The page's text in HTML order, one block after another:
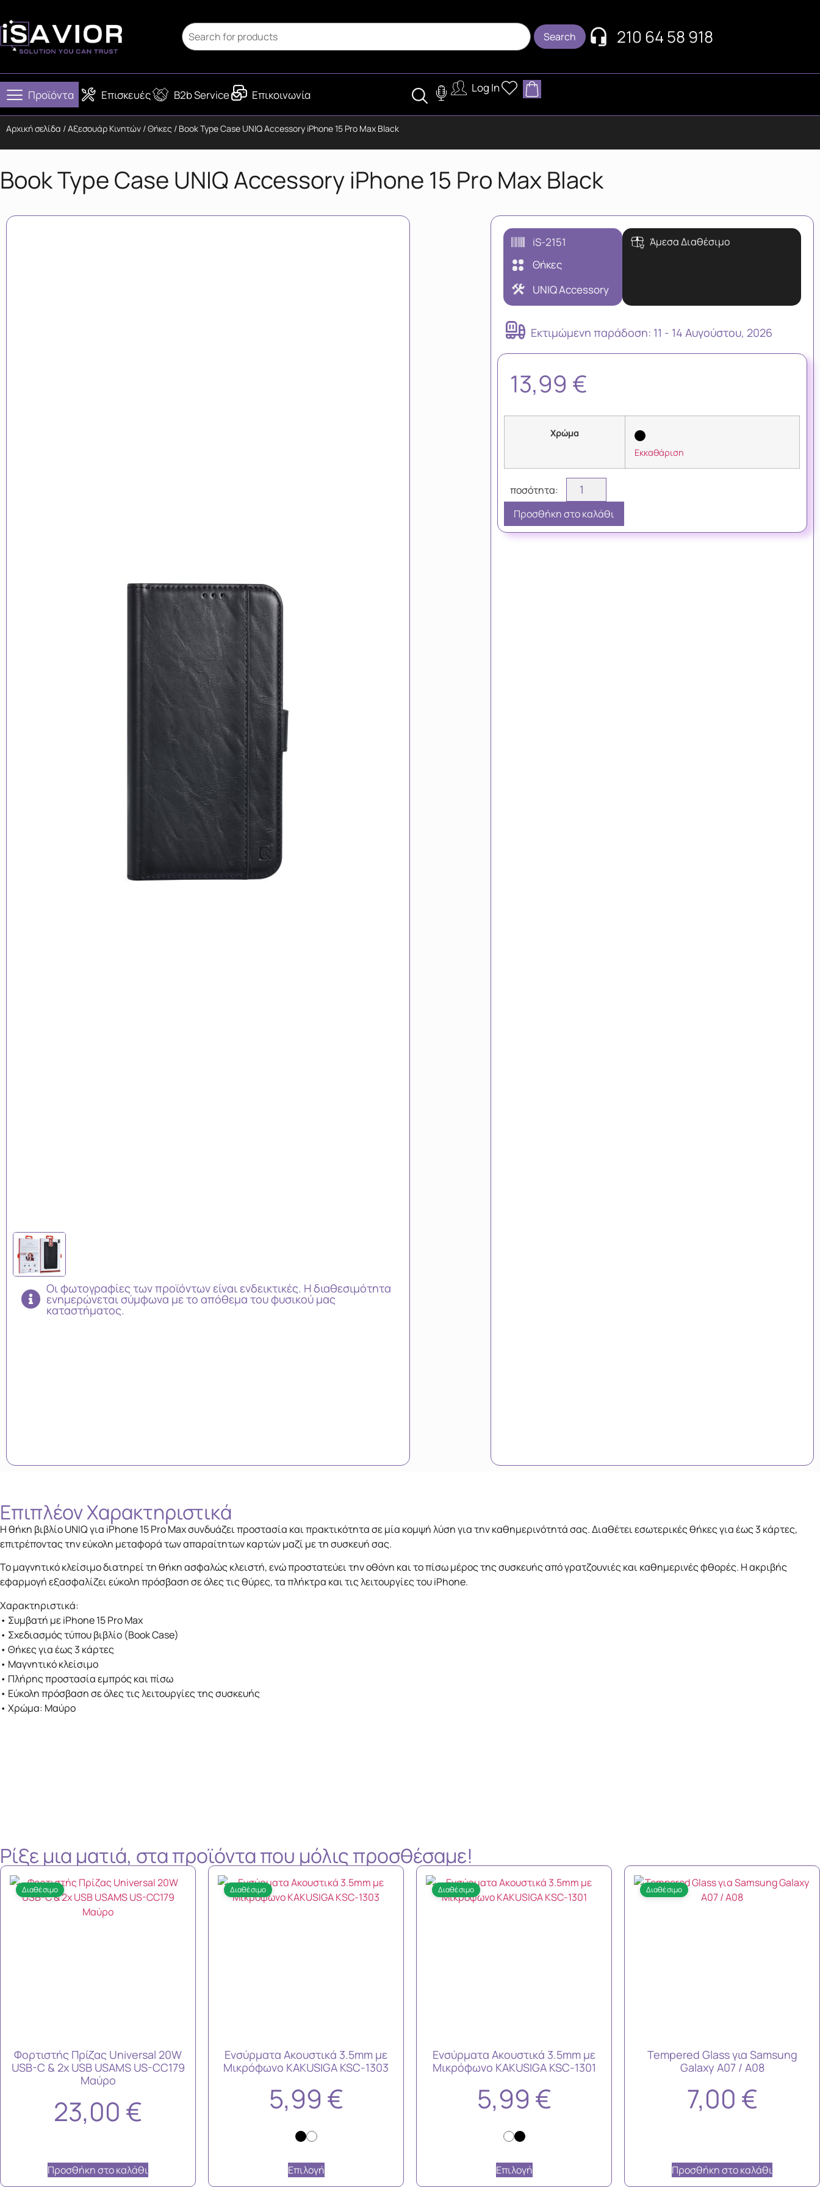
210 64 58 918
Προϊόντα Επισκευές B2b Service Επικοινωνία Log In
Αρχική σελίδα /Αξεσουάρ Κινητών /Θήκες / Book Type Case UNIQ Accessory iPhone 15 Pro Max Black
Book Type Case UNIQ Accessory iPhone 15 Pro Max Black
Οι φωτογραφίες των προϊόντων είναι ενδεικτικές. Η διαθεσιμότητα
ενημερώνεται σύμφωνα με το απόθεμα του φυσικού μας
καταστήματος.
iS-2151
Θήκες
UNIQ Accessory
Άμεσα Διαθέσιμο
Εκτιμώμενη παράδoση: 11 - 14 Αυγούστου, 2026
13,99 €
Χρώμα
Εκκαθάριση
Προσθήκη στο καλάθι
Επιπλέον Xαρακτηριστικά
Η θήκη βιβλίο UNIQ για iPhone 15 Pro Max συνδυάζει προστασία και πρακτικότητα σε μία κομψή λύση για την καθημερινότητά σας. Διαθέτει εσωτερικές θήκες για έως 3 κάρτες,
επιτρέποντας την εύκολη μεταφορά των απαραίτητων καρτών μαζί με τη συσκευή σας.
Το μαγνητικό κλείσιμο διατηρεί τη θήκη ασφαλώς κλειστή, ενώ προστατεύει την οθόνη και το πίσω μέρος της συσκευής από γρατζουνιές και καθημερινές φθορές. Η ακριβής
εφαρμογή εξασφαλίζει εύκολη πρόσβαση σε όλες τις θύρες, τα πλήκτρα και τις λειτουργίες του iPhone.
Χαρακτηριστικά:
• Συμβατή με iPhone 15 Pro Max
• Σχεδιασμός τύπου βιβλίο (Book Case)
• Θήκες για έως 3 κάρτες
• Μαγνητικό κλείσιμο
• Πλήρης προστασία εμπρός και πίσω
• Εύκολη πρόσβαση σε όλες τις λειτουργίες της συσκευής
• Χρώμα: Μαύρο
Ρίξε μια ματιά, στα προϊόντα που μόλις προσθέσαμε!
Διαθέσιμο
Φορτιστής Πρίζας Universal 20W
USB-C & 2x USB USAMS US-CC179
Μαύρο
23,00 €
Προσθήκη στο καλάθι
Διαθέσιμο
Ενσύρματα Ακουστικά 3.5mm με
Μικρόφωνο KAKUSIGA KSC-1303
5,99 €
Επιλογή
Διαθέσιμο
Ενσύρματα Ακουστικά 3.5mm με
Μικρόφωνο KAKUSIGA KSC-1301
5,99 €
Επιλογή
Διαθέσιμο
Tempered Glass για Samsung
Galaxy A07 / A08
7,00 €
Προσθήκη στο καλάθι